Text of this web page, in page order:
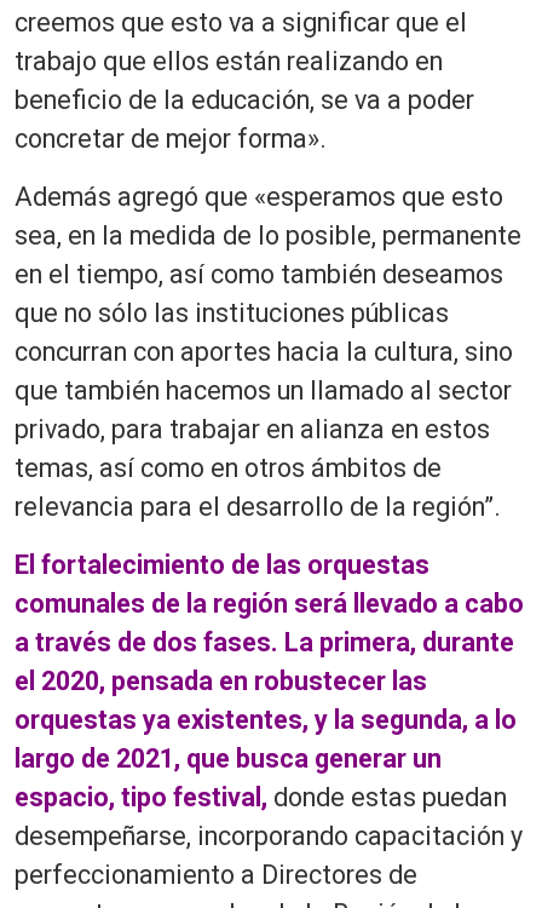
creemos que esto va a significar que el
trabajo que ellos están realizando en
beneficio de la educación, se va a poder
concretar de mejor forma».
Además agregó que «esperamos que esto
sea, en la medida de lo posible, permanente
en el tiempo, así como también deseamos
que no sólo las instituciones públicas
concurran con aportes hacia la cultura, sino
que también hacemos un llamado al sector
privado, para trabajar en alianza en estos
temas, así como en otros ámbitos de
relevancia para el desarrollo de la región”.
El fortalecimiento de las orquestas
comunales de la región será llevado a cabo
a través de dos fases. La primera, durante
el 2020, pensada en robustecer las
orquestas ya existentes, y la segunda, a lo
largo de 2021, que busca generar un
espacio, tipo festival, donde estas puedan
desempeñarse, incorporando capacitación y
perfeccionamiento a Directores de